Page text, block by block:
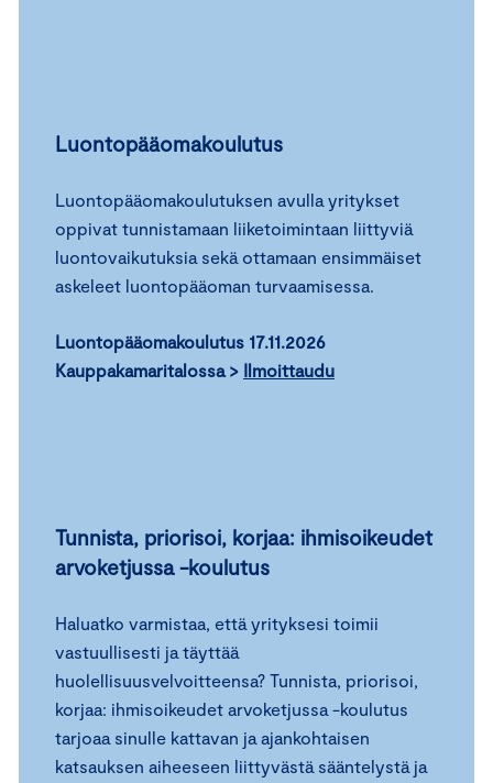
Luontopääomakoulutus
Luontopääomakoulutuksen avulla yritykset
oppivat tunnistamaan liiketoimintaan liittyviä
luontovaikutuksia sekä ottamaan ensimmäiset
askeleet luontopääoman turvaamisessa.
Luontopääomakoulutus 17.11.2026
Kauppakamaritalossa > Ilmoittaudu
Tunnista, priorisoi, korjaa: ihmisoikeudet
arvoketjussa -koulutus
Haluatko varmistaa, että yrityksesi toimii
vastuullisesti ja täyttää
huolellisuusvelvoitteensa? Tunnista, priorisoi,
korjaa: ihmisoikeudet arvoketjussa -koulutus
tarjoaa sinulle kattavan ja ajankohtaisen
katsauksen aiheeseen liittyvästä sääntelystä ja